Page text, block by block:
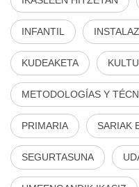
INFANTIL
KUDEAKETA
METODOLOGÍAS Y
PRIMARIA SARIAK
SEGURTASUNA